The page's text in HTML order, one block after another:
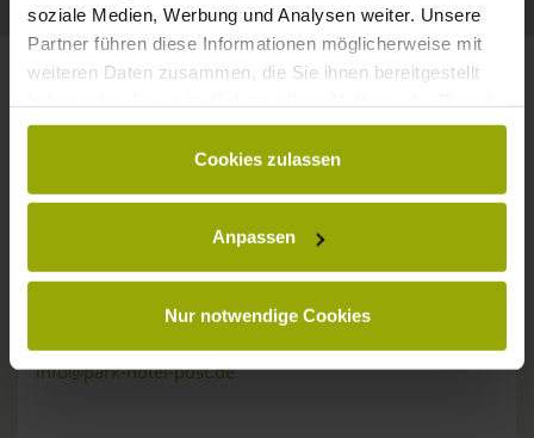
soziale Medien, Werbung und Analysen weiter. Unsere
Partner führen diese Informationen möglicherweise mit
weiteren Daten zusammen, die Sie ihnen bereitgestellt
gesammelt haben.
Cookies zulassen
Anpassen
Nur notwendige Cookies
Wünsche, Fragen, Anregungen?
Wir sind gerne für Sie da:
Tel: +49 (0)761 - 385 480
info@park-hotel-post.de